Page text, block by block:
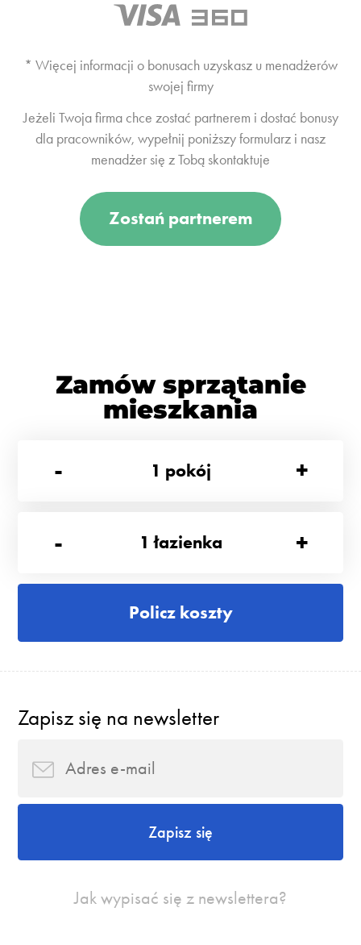
* Więcej informacji o bonusach uzyskasz u menadżerów
swojej firmy
Jeżeli Twoja firma chce zostać partnerem i dostać bonusy
dla pracowników, wypełnij poniższy formularz i nasz
menadżer się z Tobą skontaktuje
Zostań partnerem
Zamów sprzątanie
mieszkania
-
1 pokój +
- 1 łazienka +
Policz koszty
Zapisz się na newsletter
Zapisz się
Jak wypisać się z newslettera?